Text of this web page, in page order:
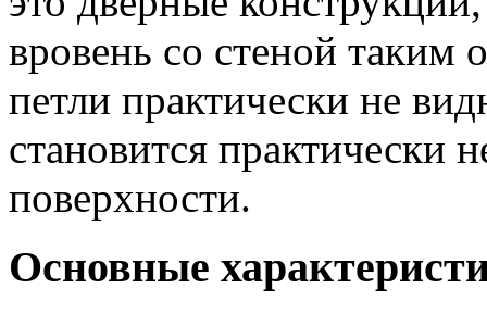
вровень со стеной таким
петли практически не
становится практически
поверхности.
Основные